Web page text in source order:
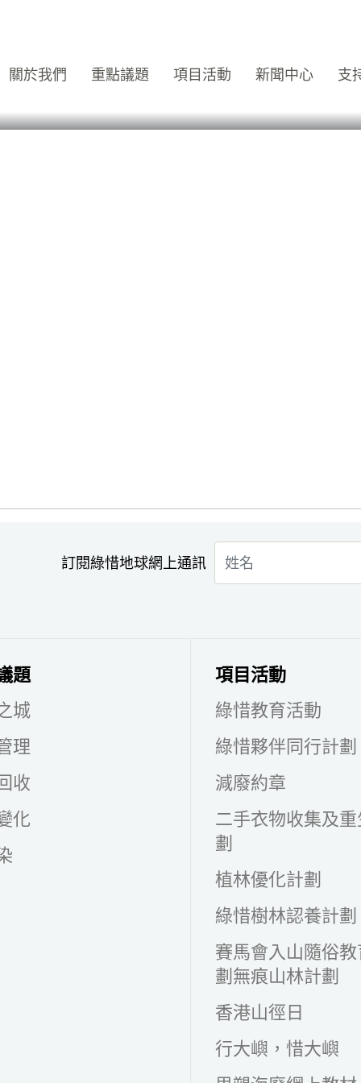
關於我們 重點議題 項目活動 新聞中心 支
訂閱綠惜地球網上通訊
題
城
理
收
化
項目活動
綠惜教育活動
綠惜夥伴同行計劃
減廢約章
二手衣物收集及
劃
植林優化計劃
綠惜樹林認養計劃
賽馬會入山隨俗
劃無痕山林計劃
香港山徑日
行大嶼，惜大嶼